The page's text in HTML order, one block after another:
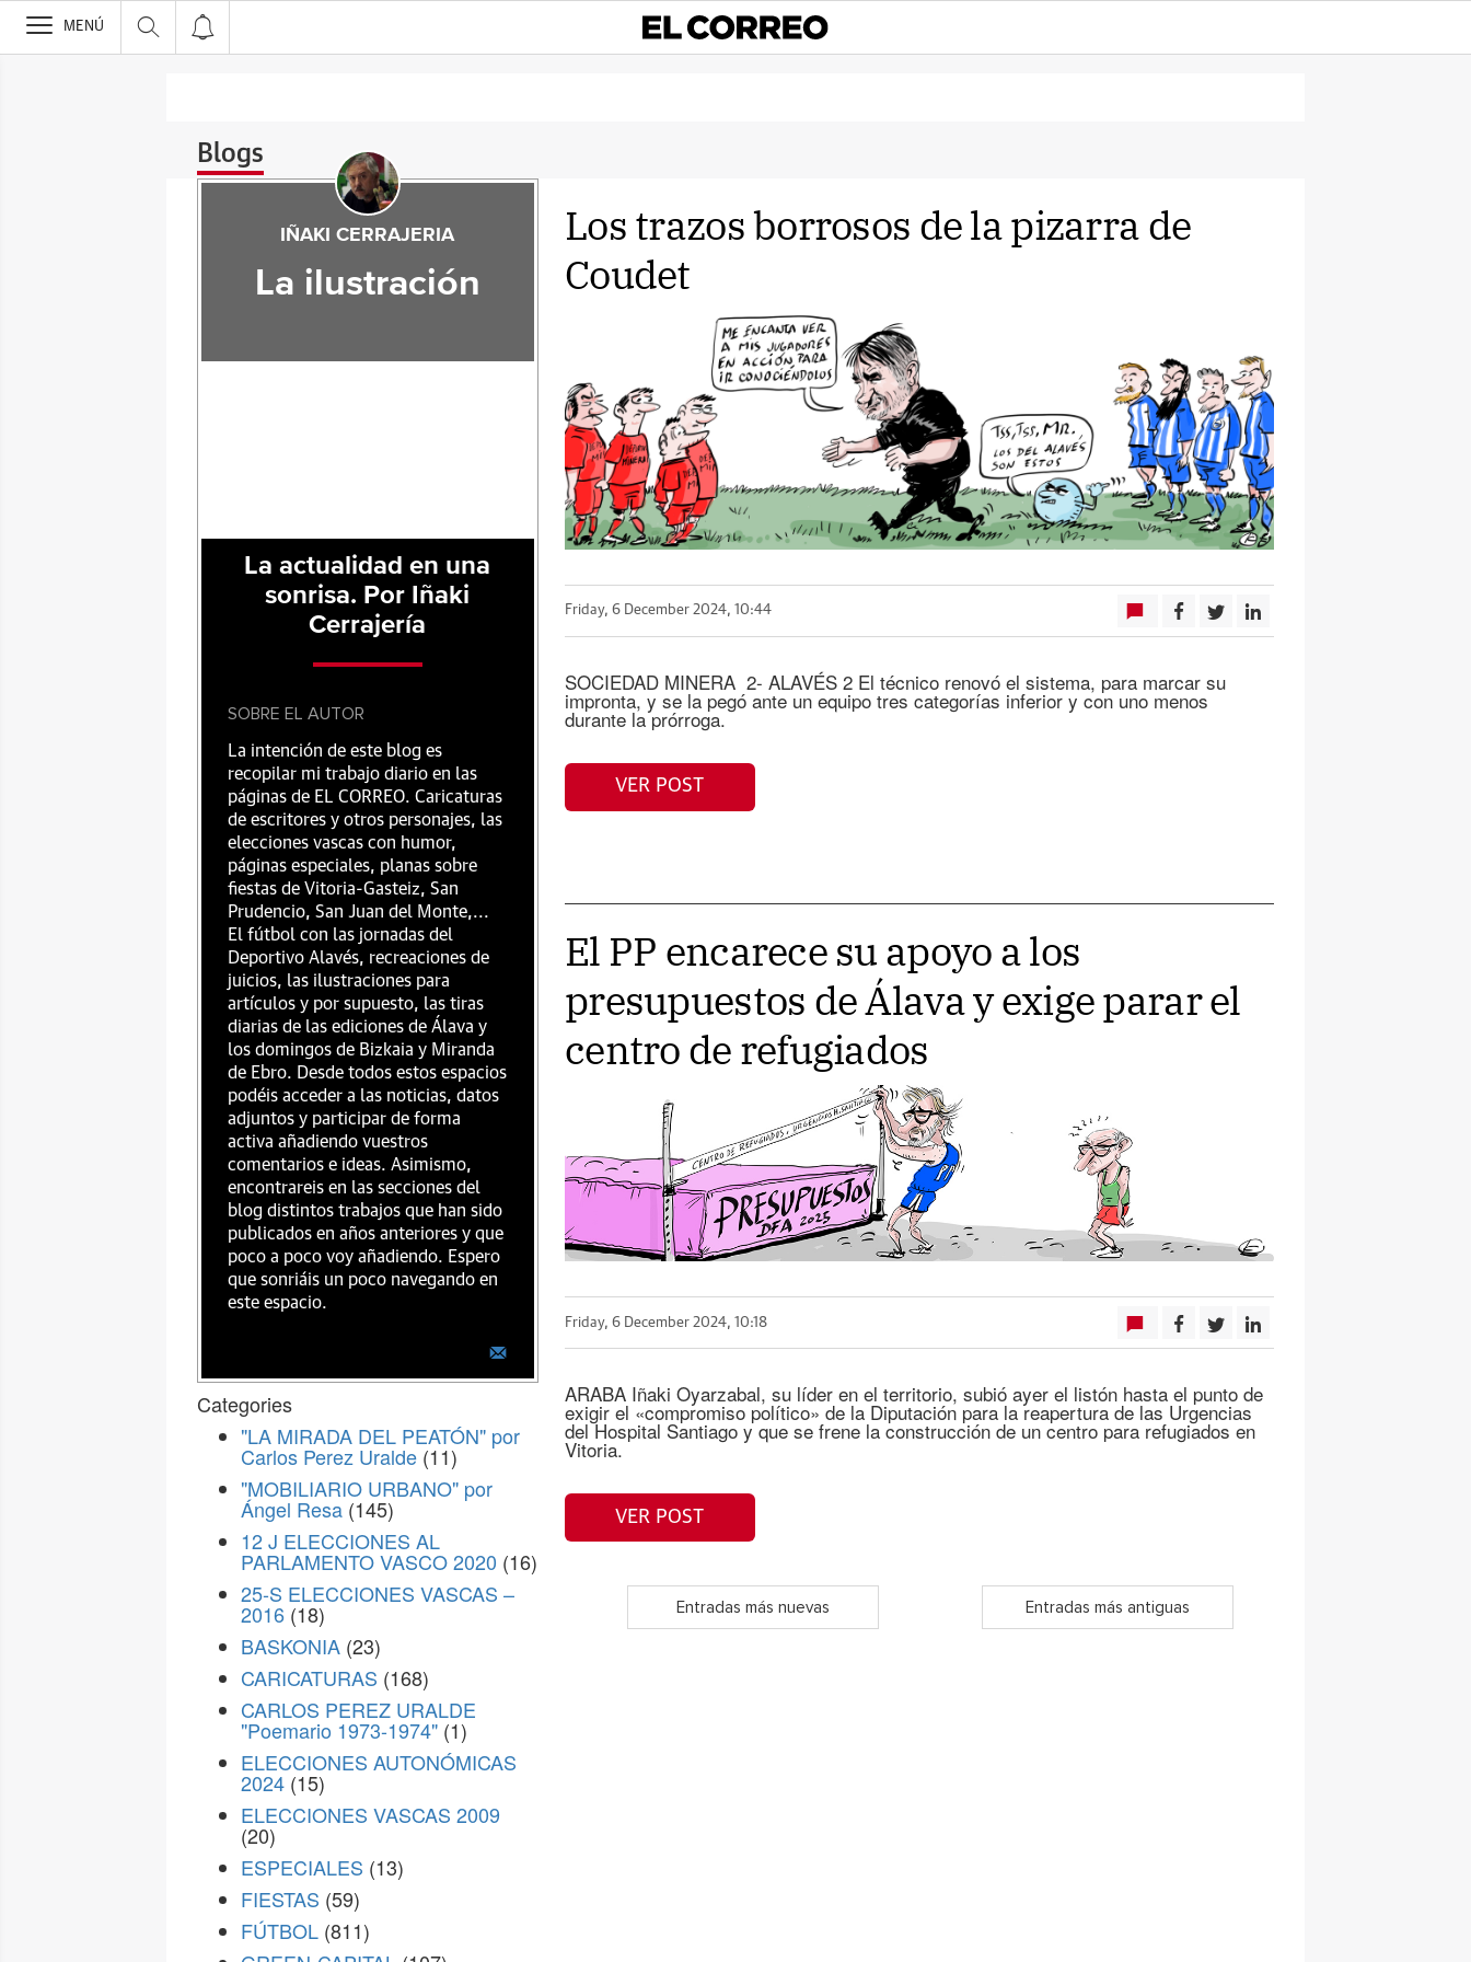
>
MENÚ
Blogs
Los trazos borrosos de la pizarra de
Coudet
Friday, 6 December 2024, 10:44
SOCIEDAD MINERA 2- ALAVÉS 2 El técnico renovó el sistema, para marcar su
impronta, y se la pegó ante un equipo tres categorías inferior y con uno menos
durante la prórroga.
VER POST
El PP encarece su apoyo a los
presupuestos de Álava y exige parar el
centro de refugiados
Friday, 6 December 2024, 10:18
ARABA Iñaki Oyarzabal, su líder en el territorio, subió ayer el listón hasta el punto de
exigir el «compromiso político» de la Diputación para la reapertura de las Urgencias
del Hospital Santiago y que se frene la construcción de un centro para refugiados en
Vitoria.
VER POST
Entradas más nuevas Entradas más antiguas
IÑAKI CERRAJERIA
La ilustración
La actualidad en una
sonrisa. Por Iñaki
Cerrajería
SOBRE EL AUTOR
La intención de este blog es
recopilar mi trabajo diario en las
páginas de EL CORREO. Caricaturas
de escritores y otros personajes, las
elecciones vascas con humor,
páginas especiales, planas sobre
fiestas de Vitoria-Gasteiz, San
Prudencio, San Juan del Monte,...
El fútbol con las jornadas del
Deportivo Alavés, recreaciones de
juicios, las ilustraciones para
artículos y por supuesto, las tiras
diarias de las ediciones de Álava y
los domingos de Bizkaia y Miranda
de Ebro. Desde todos estos espacios
podéis acceder a las noticias, datos
adjuntos y participar de forma
activa añadiendo vuestros
comentarios e ideas. Asimismo,
encontrareis en las secciones del
blog distintos trabajos que han sido
publicados en años anteriores y que
poco a poco voy añadiendo. Espero
que sonriáis un poco navegando en
este espacio.
Categories
"LA MIRADA DEL PEATÓN" por
Carlos Perez Uralde (11)
"MOBILIARIO URBANO" por
Ángel Resa (145)
12 J ELECCIONES AL
PARLAMENTO VASCO 2020 (16)
25-S ELECCIONES VASCAS –
2016 (18)
BASKONIA (23)
CARICATURAS (168)
CARLOS PEREZ URALDE
"Poemario 1973-1974" (1)
ELECCIONES AUTONÓMICAS
2024 (15)
ELECCIONES VASCAS 2009
(20)
ESPECIALES (13)
FIESTAS (59)
FÚTBOL (811)